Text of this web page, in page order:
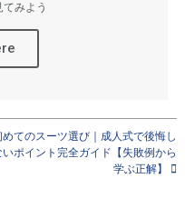
みよう
めてのスーツ選び｜成人式で後悔し
いポイント完全ガイド【失敗例から
学ぶ正解】